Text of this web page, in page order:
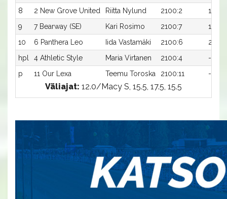
8
2 New Grove United Riitta Nylund 2100:2
17,1a
9
7 Bearway (SE) Kari Rosimo 2100:7
17,2ax
10
6 Panthera Leo Iida Vastamäki 2100:6
22,7a
hpl
4 Athletic Style Maria Virtanen 2100:4
-a
p
11 Our Lexa Teemu Toroska 2100:11 -a
Väliajat: 12.0/Macy S, 15.5, 17.5, 15.5